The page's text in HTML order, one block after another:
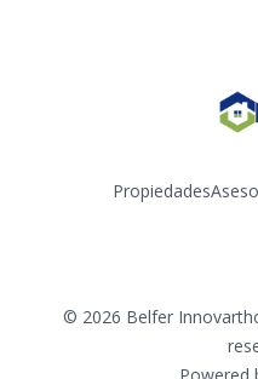
Propiedades
© 2026 Belfer